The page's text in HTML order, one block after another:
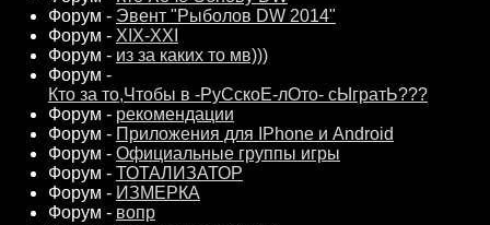
Форум - Эвент "Рыболов DW 2014"
Форум - XIX-XXI
Форум - из за каких то мв)))
Форум -
Кто за то,Чтобы в -РуСскоЕ-лОто- сЫгратЬ???
Форум - рекомендации
Форум - Приложения для IPhone и Android
Форум - Официальные группы игры
Форум - ТОТАЛИЗАТОР
Форум - ИЗМЕРКА
Форум - вопр